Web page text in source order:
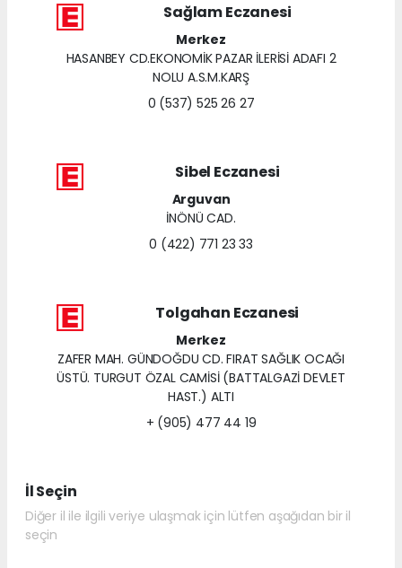
Sağlam Eczanesi
Merkez
HASANBEY CD.EKONOMİK PAZAR İLERİSİ ADAFI 2
NOLU A.S.M.KARŞ
0 (537) 525 26 27
Sibel Eczanesi
Arguvan
İNÖNÜ CAD.
0 (422) 771 23 33
Tolgahan Eczanesi
Merkez
ZAFER MAH. GÜNDOĞDU CD. FIRAT SAĞLIK OCAĞI
ÜSTÜ. TURGUT ÖZAL CAMİSİ (BATTALGAZİ DEVLET
HAST.) ALTI
+ (905) 477 44 19
İl Seçin
Diğer il ile ilgili veriye ulaşmak için lütfen aşağıdan bir il
seçin